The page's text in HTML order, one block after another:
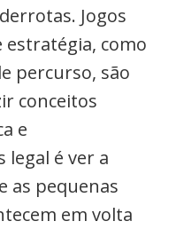
Jogos
estratégia, como
percurso, são
conceitos
e
legal é ver a
as pequenas
em volta